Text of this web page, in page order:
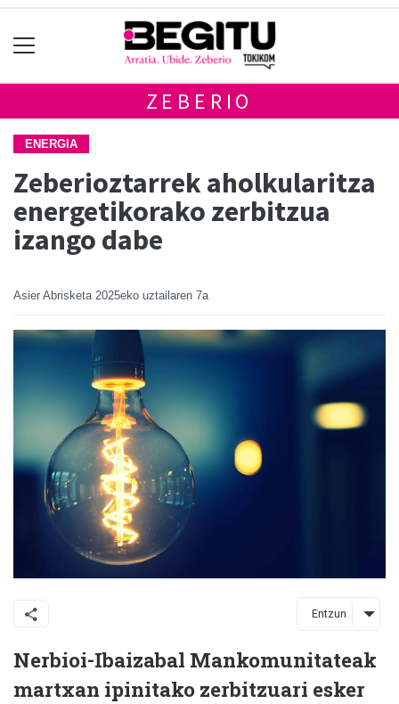
ZEBERIO
ENERGIA
Zeberioztarrek aholkularitza
energetikorako zerbitzua
izango dabe
Asier Abrisketa 2025eko uztailaren 7a
Entzun
Nerbioi-Ibaizabal Mankomunitateak
martxan ipinitako zerbitzuari esker